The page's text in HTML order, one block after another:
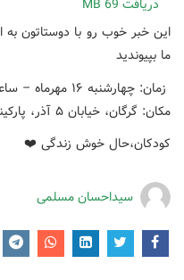
دریافت 69 MB
این خبر خوب رو با دوستاتون به
ما بپیوندید
زمان: چهارشنبه ۱۶ مهرماه – ساعت ۱۵
مکان: گرگان، خیابان ۵ آذر، پارکینگ جنب فرمانداری
کودکان،حال خوش زندگی ❤️
سیداحسان مسلمی